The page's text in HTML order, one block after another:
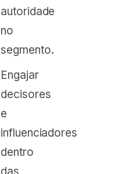
autoridade
no
segmento.
Engajar
decisores
e
influenciadores
dentro